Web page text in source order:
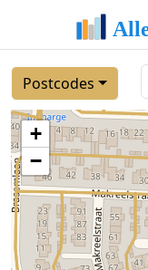
Postcodes
+
−